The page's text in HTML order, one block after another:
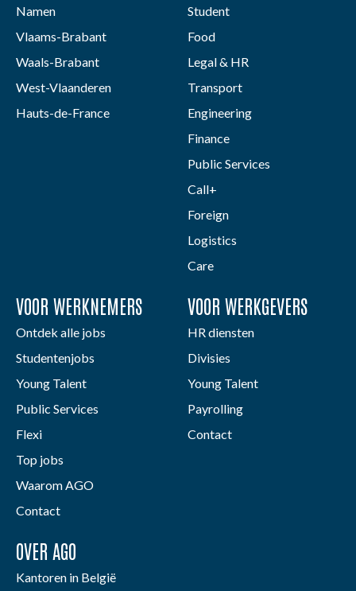
Namen
Vlaams-Brabant
Waals-Brabant
West-Vlaanderen
Hauts-de-France
Student
Food
Legal & HR
Transport
Engineering
Finance
Public Services
Call+
Foreign
Logistics
Care
VOOR WERKNEMERS
Ontdek alle jobs
Studentenjobs
Young Talent
Public Services
Flexi
Top jobs
Waarom AGO
Contact
VOOR WERKGEVERS
HR diensten
Divisies
Young Talent
Payrolling
Contact
OVER AGO
Kantoren in België